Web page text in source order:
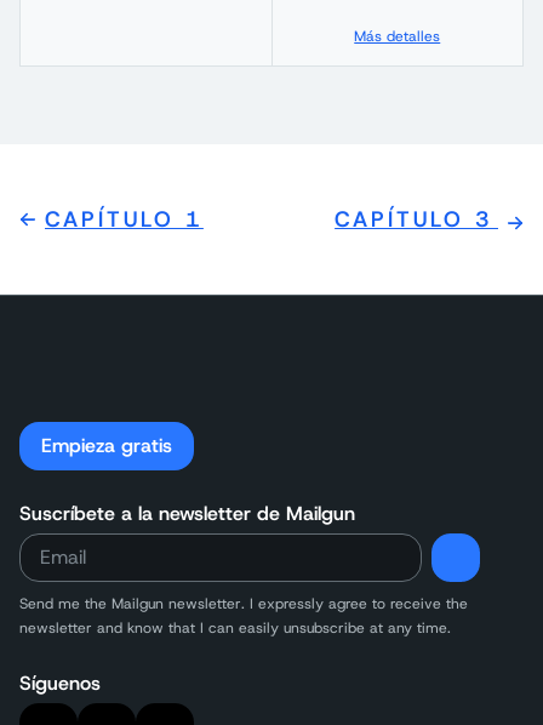
Más detalles
CAPÍTULO 1 CAPÍTULO 3
Empieza gratis
Suscríbete a la newsletter de Mailgun
Send me the Mailgun newsletter. I expressly agree to receive the
newsletter and know that I can easily unsubscribe at any time.
Síguenos